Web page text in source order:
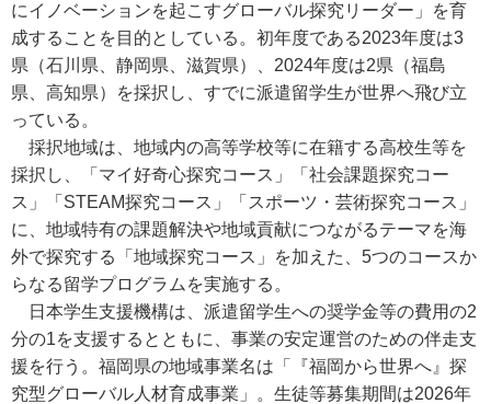
にイノベーションを起こすグローバル探究リーダー」を育
成することを目的としている。初年度である2023年度は3
県（石川県、静岡県、滋賀県）、2024年度は2県（福島
県、高知県）を採択し、すでに派遣留学生が世界へ飛び立
っている。
採択地域は、地域内の高等学校等に在籍する高校生等を
採択し、「マイ好奇心探究コース」「社会課題探究コー
ス」「STEAM探究コース」「スポーツ・芸術探究コース」
に、地域特有の課題解決や地域貢献につながるテーマを海
外で探究する「地域探究コース」を加えた、5つのコースか
らなる留学プログラムを実施する。
日本学生支援機構は、派遣留学生への奨学金等の費用の2
分の1を支援するとともに、事業の安定運営のための伴走支
援を行う。福岡県の地域事業名は「『福岡から世界へ』探
究型グローバル人材育成事業」。生徒等募集期間は2026年